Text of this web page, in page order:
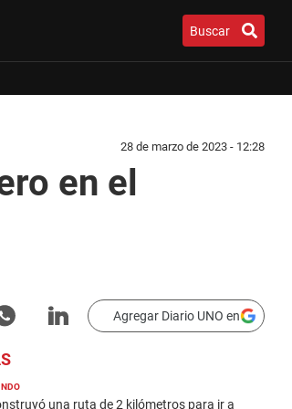
Buscar
28 de marzo de 2023 - 12:28
en el
Agregar Diario UNO en
una ruta de 2 kilómetros para ir a